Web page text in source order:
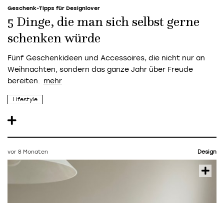
Geschenk-Tipps für Designlover
5 Dinge, die man sich selbst gerne
schenken würde
Fünf Geschenkideen und Accessoires, die nicht nur an
Weihnachten, sondern das ganze Jahr über Freude
bereiten.
Lifestyle
vor 8 Monaten Design